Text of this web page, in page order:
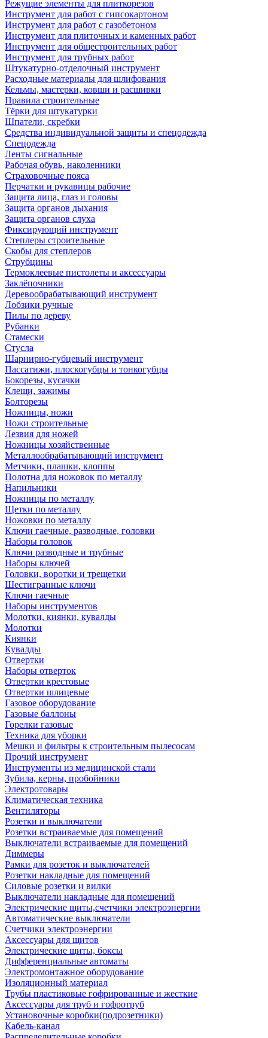
Режущие элементы для плиткорезов
Инструмент для работ с гипсокартоном
Инструмент для работ с газобетоном
Инструмент для плиточных и каменных работ
Инструмент для общестроительных работ
Инструмент для трубных работ
Штукатурно-отделочный инструмент
Расходные материалы для шлифования
Кельмы, мастерки, ковши и расшивки
Правила строительные
Тёрки для штукатурки
Шпатели, скребки
Средства индивидуальной защиты и спецодежда
Спецодежда
Ленты сигнальные
Рабочая обувь, наколенники
Страховочные пояса
Перчатки и рукавицы рабочие
Защита лица, глаз и головы
Защита органов дыхания
Защита органов слуха
Фиксирующий инструмент
Степлеры строительные
Скобы для степлеров
Струбцины
Термоклеевые пистолеты и аксессуары
Заклёпочники
Деревообрабатывающий инструмент
Лобзики ручные
Пилы по дереву
Рубанки
Стамески
Стусла
Шарнирно-губцевый инструмент
Пассатижи, плоскогубцы и тонкогубцы
Бокорезы, кусачки
Клещи, зажимы
Болторезы
Ножницы, ножи
Ножи строительные
Лезвия для ножей
Ножницы хозяйственные
Металлообрабатывающий инструмент
Метчики, плашки, клоппы
Полотна для ножовок по металлу
Напильники
Ножницы по металлу
Щетки по металлу
Ножовки по металлу
Ключи гаечные, разводные, головки
Наборы головок
Ключи разводные и трубные
Наборы ключей
Головки, воротки и трещетки
Шестигранные ключи
Ключи гаечные
Наборы инструментов
Молотки, киянки, кувалды
Молотки
Киянки
Кувалды
Отвертки
Наборы отверток
Отвертки крестовые
Отвертки шлицевые
Газовое оборудование
Газовые баллоны
Горелки газовые
Техника для уборки
Мешки и фильтры к строительным пылесосам
Прочий инструмент
Инструменты из медицинской стали
Зубила, керны, пробойники
Электротовары
Климатическая техника
Вентиляторы
Розетки и выключатели
Розетки встраиваемые для помещений
Выключатели встраиваемые для помещений
Диммеры
Рамки для розеток и выключателей
Розетки накладные для помещений
Силовые розетки и вилки
Выключатели накладные для помещений
Электрические щиты,счетчики электроэнергии
Автоматические выключатели
Счетчики электроэнергии
Аксессуары для щитов
Электрические щиты, боксы
Дифференциальные автоматы
Электромонтажное оборудование
Изоляционный материал
Трубы пластиковые гофрированные и жесткие
Аксессуары для труб и гофротруб
Установочные коробки(подрозетники)
Кабель-канал